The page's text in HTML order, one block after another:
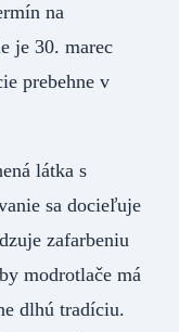
na
je 30. marec
prebehne v
látka s
sa docieľuje
zafarbeniu
modrotlače má
dlhú tradíciu.